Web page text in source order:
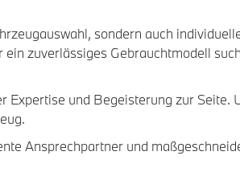
sondern auch
zuverlässiges Gebrauchtmodell
und Begeisterung zur Seite.
Ansprechpartner und